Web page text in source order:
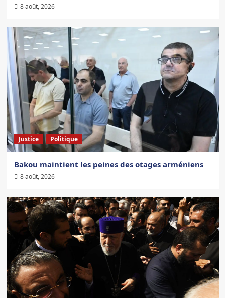
8 août, 2026
Justice Politique
Bakou maintient les peines des otages arméniens
8 août, 2026